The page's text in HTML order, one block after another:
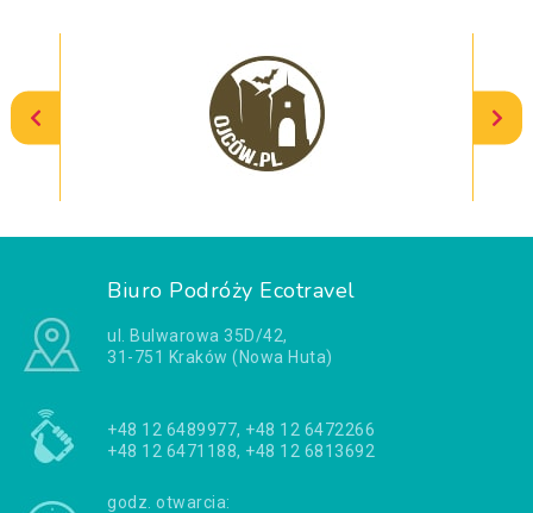
Biuro Podróży Ecotravel
ul. Bulwarowa 35D/42,
31-751 Kraków (Nowa Huta)
+48 12 6489977, +48 12 6472266
+48 12 6471188, +48 12 6813692
godz. otwarcia: